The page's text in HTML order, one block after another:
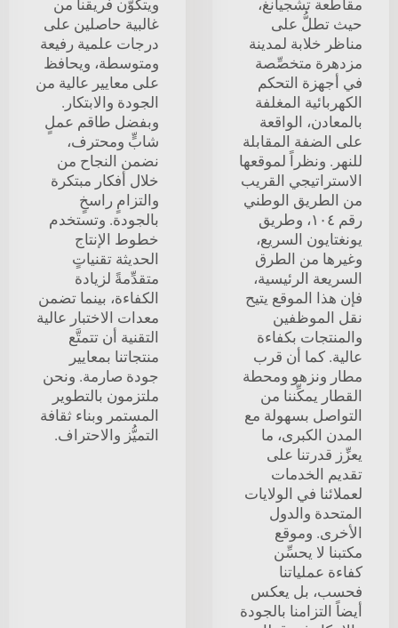
مقاطعة تشجيانغ،
حيث تطلُّ على
مناظر خلابة لمدينة
مزدهرة متخصِّصة
في أجهزة التحكم
الكهربائية المغلفة
بالمعادن، الواقعة
على الضفة المقابلة
للنهر. ونظراً لموقعها
الاستراتيجي القريب
من الطريق الوطني
رقم ١٠٤، وطريق
يونغتايون السريع،
وغيرها من الطرق
السريعة الرئيسية،
فإن هذا الموقع يتيح
نقل الموظفين
والمنتجات بكفاءة
عالية. كما أن قرب
مطار ونزهو ومحطة
القطار يمكِّننا من
التواصل بسهولة مع
المدن الكبرى، ما
يعزِّز قدرتنا على
تقديم الخدمات
لعملائنا في الولايات
المتحدة والدول
الأخرى. وموقع
مكتبنا لا يحسِّن
كفاءة عملياتنا
فحسب، بل يعكس
أيضاً التزامنا بالجودة
ويتكوَّن فريقنا من
غالبية حاصلين على
درجات علمية رفيعة
ومتوسطة، ويحافظ
على معايير عالية من
الجودة والابتكار.
وبفضل طاقم عملٍ
شابٍّ ومحترف،
نضمن النجاح من
خلال أفكار مبتكرة
والتزامٍ راسخٍ
بالجودة. وتستخدم
خطوط الإنتاج
الحديثة تقنياتٍ
متقدِّمةً لزيادة
الكفاءة، بينما تضمن
معدات الاختبار عالية
التقنية أن تتمتَّع
منتجاتنا بمعايير
جودة صارمة. ونحن
ملتزمون بالتطوير
المستمر وبناء ثقافة
التميُّز والاحتراف.